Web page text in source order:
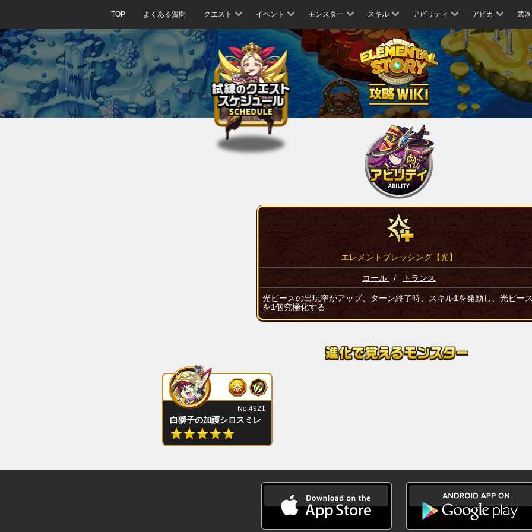
TOP よくある質問 クエスト イベント モンスター スキル アビリティ アビカ 武器
エレメントブレッシング【光】
コール / トランス
光ピースの出現率がアップ、ターン終了時、スキル1を発動し、光ピー
を1個究極化する
白獅子の加護シロスミレ
No.4921